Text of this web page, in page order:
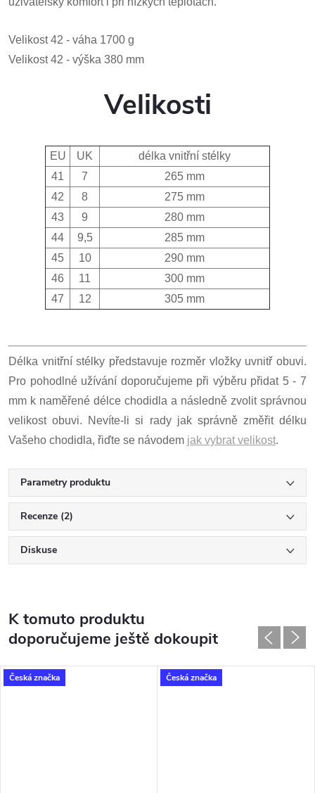
Velikost 42 - váha 1700 g
Velikost 42 - výška 380 mm
Velikosti
EU UK
délka vnitřní stélky
41
7
265 mm
42
8
275 mm
43
9
280 mm
44
9,5
285 mm
45
10
290 mm
46
11
300 mm
47
12 305 mm
Délka vnitřní stélky představuje rozměr vložky uvnitř obuvi.
Pro pohodlné užívání doporučujeme při výběru přidat 5 - 7
mm k naměřené délce chodidla a následně zvolit správnou
velikost obuvi. Nevíte-li si rady jak správně změřit délku
Vašeho chodidla, řiďte se návodem jak vybrat velikost.
Parametry produktu
Recenze (2)
Diskuse
K tomuto produktu
doporučujeme ještě dokoupit
Česká značka Česká značka